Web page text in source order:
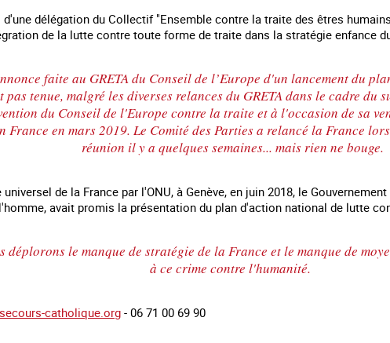
d'une délégation du Collectif "Ensemble contre la traite des êtres
de la lutte contre toute forme de traite dans la stratégie enfance
faite au GRETA du Conseil de l’Europe d'un lancement du
pas tenue, malgré les diverses relances du GRETA dans le cadre du
du Conseil de l'Europe contre la traite et à l'occasion de sa
France en mars 2019. Le Comité des Parties a relancé la France
réunion il y a quelques semaines... mais rien ne bouge.
de la France par l'ONU, à Genève, en juin 2018, le
avait promis la présentation du plan d'action national de lutte
déplorons le manque de stratégie de la France et le manque de
à ce crime contre l'humanité.
catholique.org- 06 71 00 69 90